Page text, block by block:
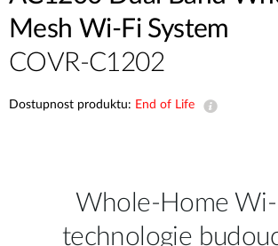
Mesh Wi-Fi System
COVR-C1202
Dostupnost produktu: End of Life
Whole‑Home
technologie